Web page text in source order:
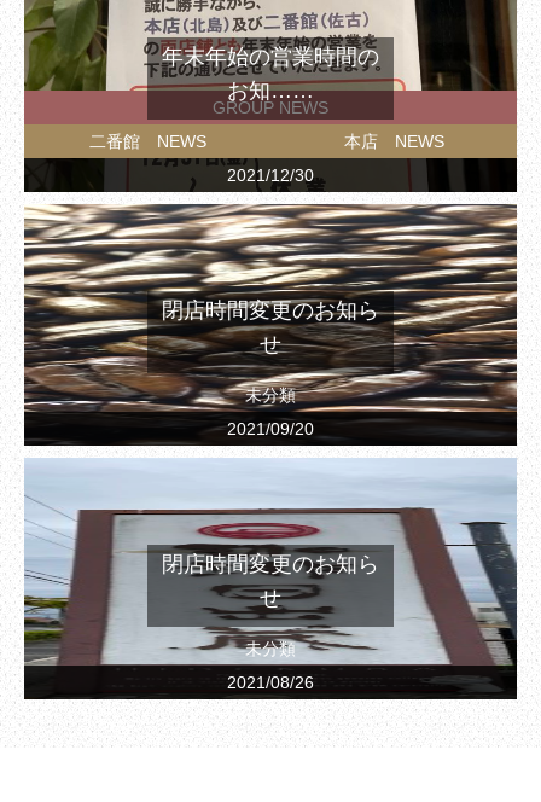
GROUP NEWS
二番館 NEWS
本店 NEWS
2021/12/30
年末年始の営業時間の
お知……
未分類
2021/09/20
閉店時間変更のお知ら
せ
未分類
2021/08/26
閉店時間変更のお知ら
せ